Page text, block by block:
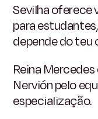
Sevilha oferece
para
depende do teu
Reina
Nervión pelo
especialização.